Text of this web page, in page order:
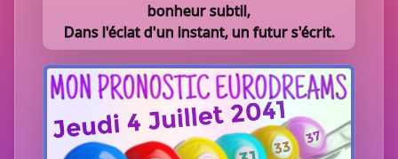
bonheur subtil,
Dans l'éclat d'un instant, un futur s'écrit.